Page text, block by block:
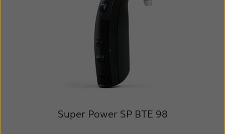
Super Power SP BTE 98